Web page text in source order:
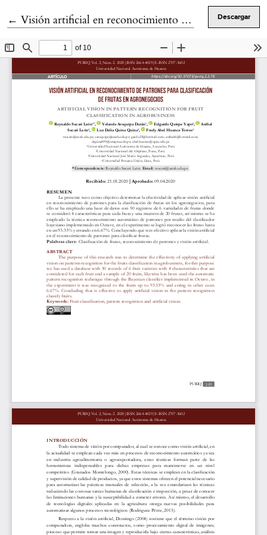
← Volver a los detalles del artículo
Visión artificial en reconocimiento de patrones para clasificación de frutas en agronegocios Descargar